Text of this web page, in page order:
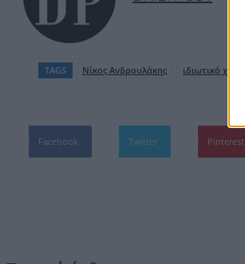
TAGS Nίκος Ανδρουλάκης ιδιωτικό χρέος
Facebook Twitter Pinterest